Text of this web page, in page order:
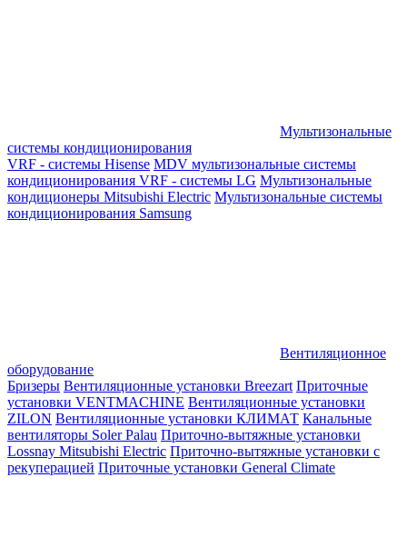
Мультизональные
системы кондиционирования
VRF - системы Hisense MDV мультизональные системы
кондиционирования VRF - системы LG Мультизональные
кондиционеры Mitsubishi Electric Мультизональные системы
кондиционирования Samsung
Вентиляционное
оборудование
Бризеры Вентиляционные установки Breezart Приточные
установки VENTMACHINE Вентиляционные установки
ZILON Вентиляционные установки КЛИМАТ Канальные
вентиляторы Soler Palau Приточно-вытяжные установки
Lossnay Mitsubishi Electric Приточно-вытяжные установки с
рекуперацией Приточные установки General Climate